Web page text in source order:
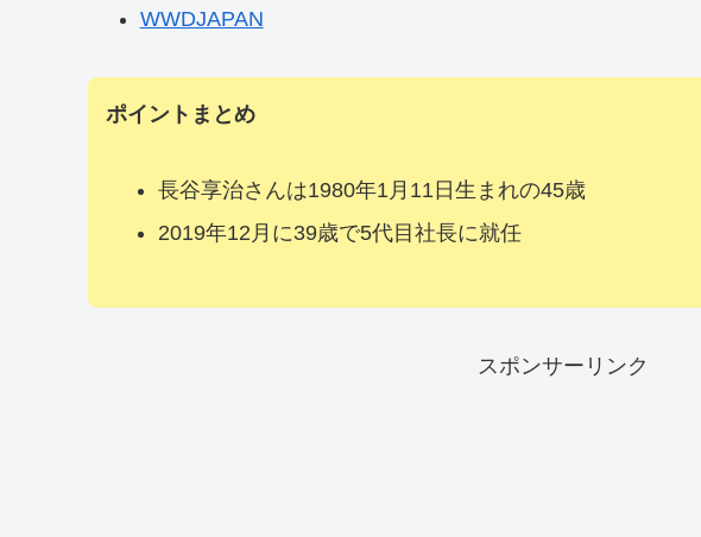
WWDJAPAN
ポイントまとめ
長谷享治さんは1980年1月11日生まれの45歳
2019年12月に39歳で5代目社長に就任
スポンサーリンク